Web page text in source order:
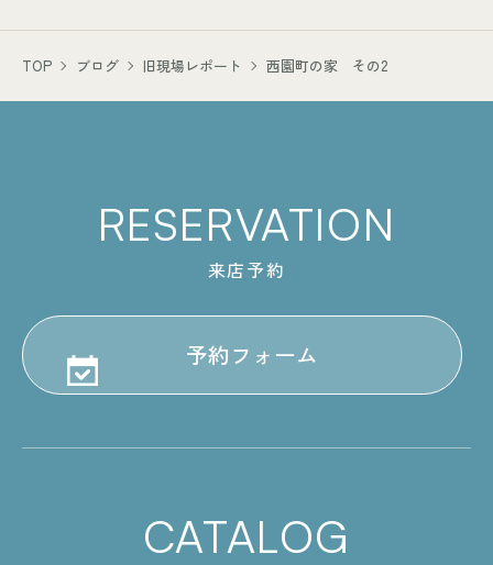
TOP ブログ 旧現場レポート 西園町の家 その2
RESERVATION
来店予約
予約フォーム
CATALOG